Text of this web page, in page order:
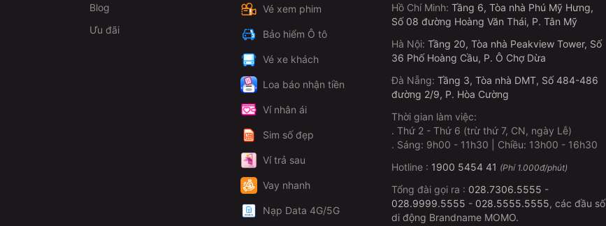
Blog
Ưu đãi
Vé xem phim
Bảo hiểm Ô tô
Vé xe khách
Loa báo nhận tiền
Ví nhân ái
Sim số đẹp
Ví trả sau
Vay nhanh
Nạp Data 4G/5G
Hồ Chí Minh: Tầng 6, Tòa nhà Phú Mỹ Hưng,
Số 08 đường Hoàng Văn Thái, P. Tân Mỹ
Hà Nội: Tầng 20, Tòa nhà Peakview Tower, Số
36 Phố Hoàng Cầu, P. Ô Chợ Dừa
Đà Nẵng: Tầng 3, Tòa nhà DMT, Số 484-486
đường 2/9, P. Hòa Cường
Thời gian làm việc:
. Thứ 2 - Thứ 6 (trừ thứ 7, CN, ngày Lễ)
. Sáng: 9h00 - 11h30 | Chiều: 13h00 - 16h30
Hotline : 1900 5454 41 (Phí 1.000đ/phút)
Tổng đài gọi ra : 028.7306.5555 -
028.9999.5555 - 028.5555.5555, các đầu số
di động Brandname MOMO.